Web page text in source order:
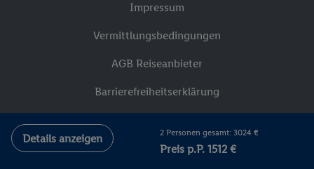
Details anzeigen 2 Personen gesamt: 3024 €
Preis p.P. 1512 €
Impressum
Vermittlungsbedingungen
AGB Reiseanbieter
Barrierefreiheitserklärung
Datenschutzhinweise